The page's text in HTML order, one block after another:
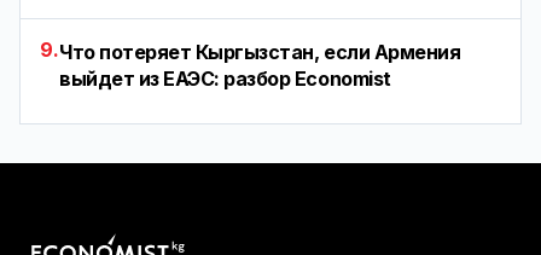
9.Что потеряет Кыргызстан, если Армения
выйдет из ЕАЭС: разбор Economist